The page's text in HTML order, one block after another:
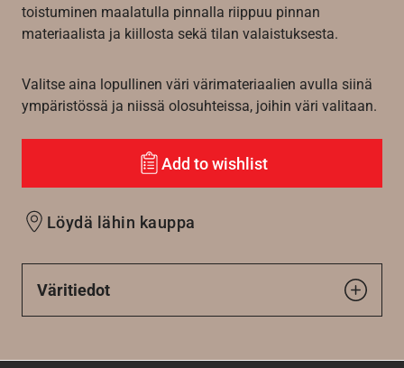
toistuminen maalatulla pinnalla riippuu pinnan
materiaalista ja kiillosta sekä tilan valaistuksesta.
Valitse aina lopullinen väri värimateriaalien avulla siinä
ympäristössä ja niissä olosuhteissa, joihin väri valitaan.
Add to wishlist
Löydä lähin kauppa
Väritiedot